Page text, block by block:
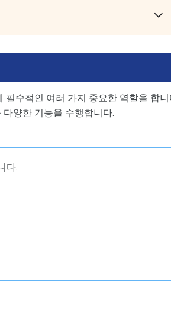
필수적인 여러 가지 중요한 역할을 합니
양한 기능을 수행합니다.
다.